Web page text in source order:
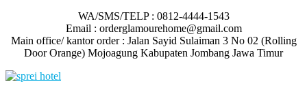
WA/SMS/TELP : 0812-4444-1543
Email : orderglamourehome@gmail.com
Main office/ kantor order : Jalan Sayid Sulaiman 3 No 02 (Rolling
Door Orange) Mojoagung Kabupaten Jombang Jawa Timur